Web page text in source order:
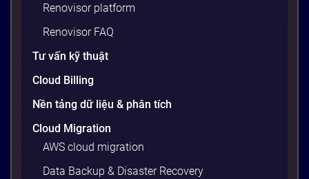
thì toàn lỗi. Lý do? Sự khác biệt về phiên bản thư
viện, cấu hình OS, biến môi trường – những thứ
20 phút
Renovisor platform
Renovisor FAQ
Tư vấn kỹ thuật
Cloud Billing
Nền tảng dữ liệu & phân tích
Cloud Migration
AWS cloud migration
Data Backup & Disaster Recovery